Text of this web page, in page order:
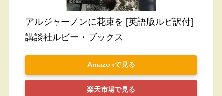
アルジャーノンに花束を [英語版ルビ訳付]
講談社ルビー・ブックス
Amazonで見る
楽天市場で見る